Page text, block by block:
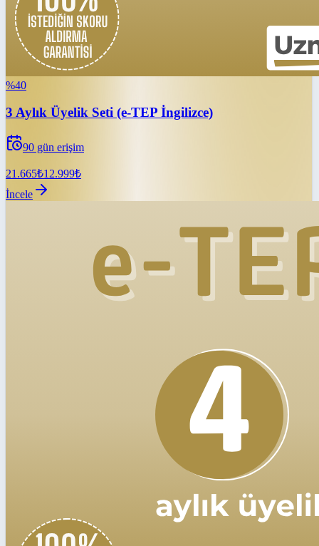
%40
3 Aylık Üyelik Seti (e-TEP İngilizce)
90 gün erişim
21.665₺12.999₺
İncele